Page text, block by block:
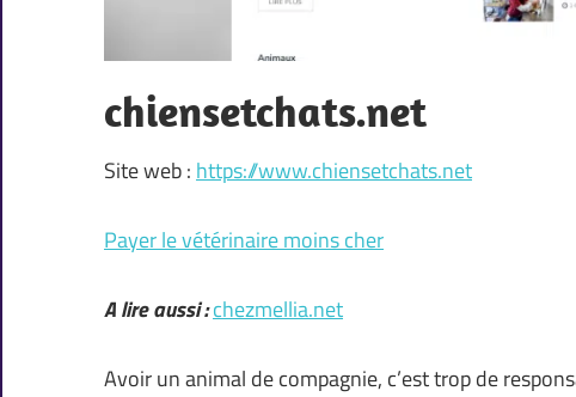
chiensetchats.net
Site web : https://www.chiensetchats.net
Payer le vétérinaire moins cher
A lire aussi :chezmellia.net
Avoir un animal de compagnie, c’est trop de